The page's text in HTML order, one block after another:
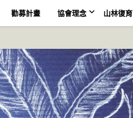
勸募計畫 協會理念 山林復育